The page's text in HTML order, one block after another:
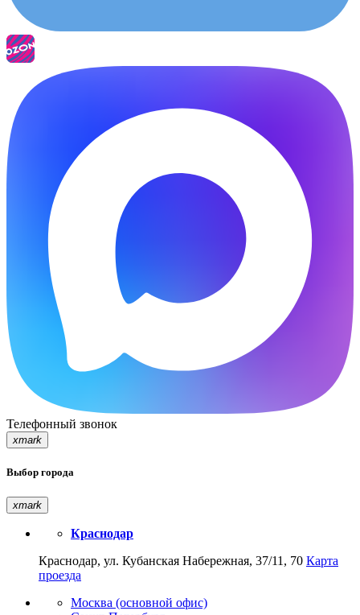
Телефонный звонок
xmark
Выбор города
xmark
Краснодар
Краснодар, ул. Кубанская Набережная, 37/11, 70 Карта
проезда
Москва (основной офис)